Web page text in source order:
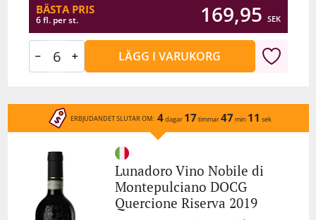
BÄSTA PRIS
6 fl. per st. 169,95 SEK
LÄGG I VARUKORG
ERBJUDANDET SLUTAR OM: 4dagar 17 timmar47 min 11 sek
Lunadoro Vino Nobile di
Montepulciano DOCG
Quercione Riserva 2019